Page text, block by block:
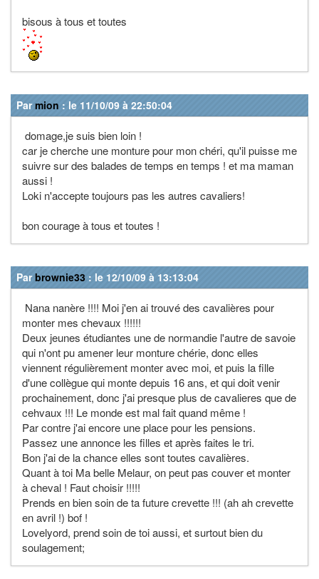
bisous à tous et toutes
Parmion : le 11/10/09 à 22:50:04
domage,je suis bien loin !
car je cherche une monture pour mon chéri, qu'il puisse me
suivre sur des balades de temps en temps ! et ma maman
aussi !
Loki n'accepte toujours pas les autres cavaliers!
bon courage à tous et toutes !
Parbrownie33 : le 12/10/09 à 13:13:04
Nana nanère !!!! Moi j'en ai trouvé des cavalières pour
monter mes chevaux !!!!!!
Deux jeunes étudiantes une de normandie l'autre de savoie
qui n'ont pu amener leur monture chérie, donc elles
viennent régulièrement monter avec moi, et puis la fille
d'une collègue qui monte depuis 16 ans, et qui doit venir
prochainement, donc j'ai presque plus de cavalieres que de
cehvaux !!! Le monde est mal fait quand même !
Par contre j'ai encore une place pour les pensions.
Passez une annonce les filles et après faites le tri.
Bon j'ai de la chance elles sont toutes cavalières.
Quant à toi Ma belle Melaur, on peut pas couver et monter
à cheval ! Faut choisir !!!!!
Prends en bien soin de ta future crevette !!! (ah ah crevette
en avril !) bof !
Lovelyord, prend soin de toi aussi, et surtout bien du
soulagement;